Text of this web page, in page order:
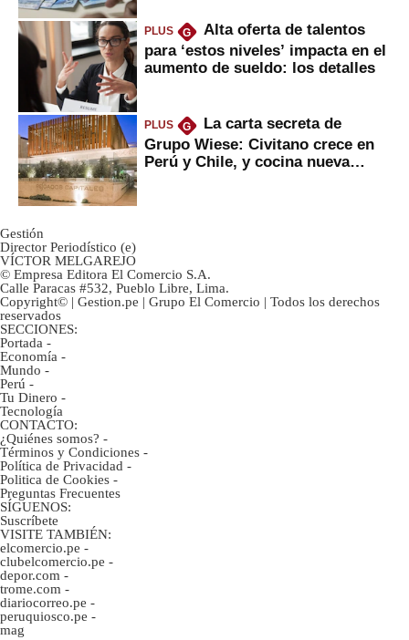
PLUS G
Alta oferta de talentos
para ‘estos niveles’ impacta en el
aumento de sueldo: los detalles
PLUS G
La carta secreta de
Grupo Wiese: Civitano crece en
Perú y Chile, y cocina nueva
Gestión
Director Periodístico (e)
VÍCTOR MELGAREJO
© Empresa Editora El Comercio S.A.
Calle Paracas #532, Pueblo Libre, Lima.
Copyright© | Gestion.pe | Grupo El Comercio | Todos los derechos
reservados
SECCIONES:
Portada -
Economía -
Mundo -
Perú -
Tu Dinero -
Tecnología
CONTACTO:
¿Quiénes somos? -
Términos y Condiciones -
Política de Privacidad -
Politica de Cookies -
Preguntas Frecuentes
SÍGUENOS:
Suscríbete
VISITE TAMBIÉN:
elcomercio.pe -
clubelcomercio.pe -
depor.com -
trome.com -
diariocorreo.pe -
peruquiosco.pe -
mag